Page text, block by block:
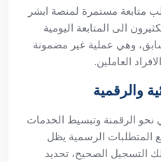
متابعة مستمرة لمنصة ابشر
الى المتابعة اليومية
وهي عملية غير مضمونة
العاملين.
والرقمية
الرقمنة وتبسيط الخدمات
المتطلبات الرسمية يظل
التسجيل الصحيح، تحديد